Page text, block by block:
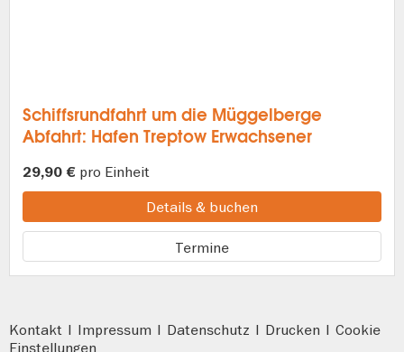
Schiffsrundfahrt um die Müggelberge
Abfahrt: Hafen Treptow Erwachsener
29,90 € pro Einheit
Details & buchen
Termine
Kontakt | Impressum | Datenschutz | Drucken | Cookie
Einstellungen